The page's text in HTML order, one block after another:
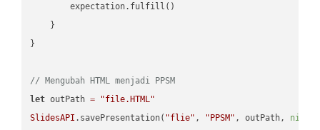
        expectation.fulfill()
    }
}
// Mengubah HTML menjadi PPSM
let outPath =
"file.HTML"
SlidesAPI .savePresentation( "flie" , "PPSM" , outPath, nil